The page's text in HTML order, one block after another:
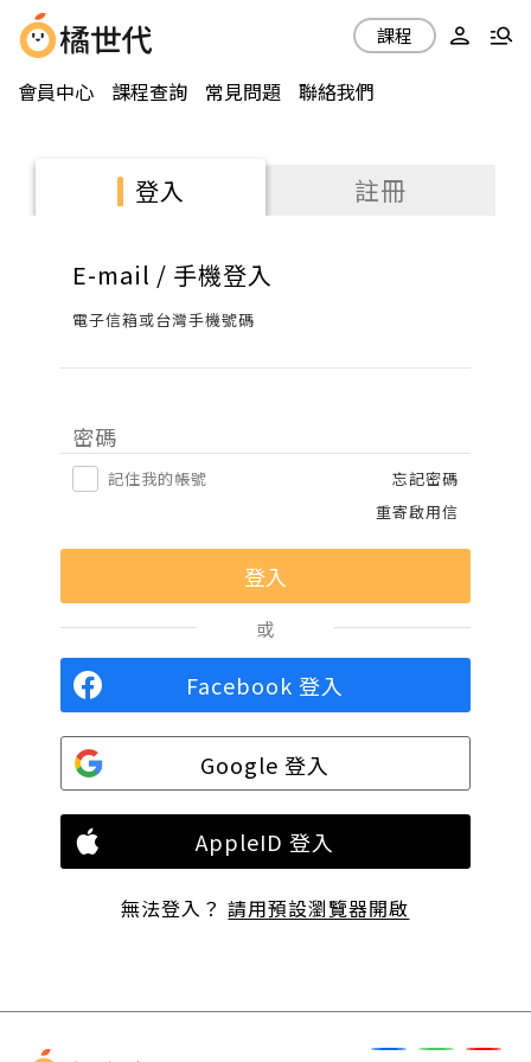
會員中心 課程查詢 常見問題 聯絡我們
課程
登入 註冊
E-mail / 手機登入
電子信箱或台灣手機號碼
密碼
記住我的帳號
忘記密碼
重寄啟用信
或
Facebook 登入
Google 登入
AppleID 登入
無法登入？請用預設瀏覽器開啟